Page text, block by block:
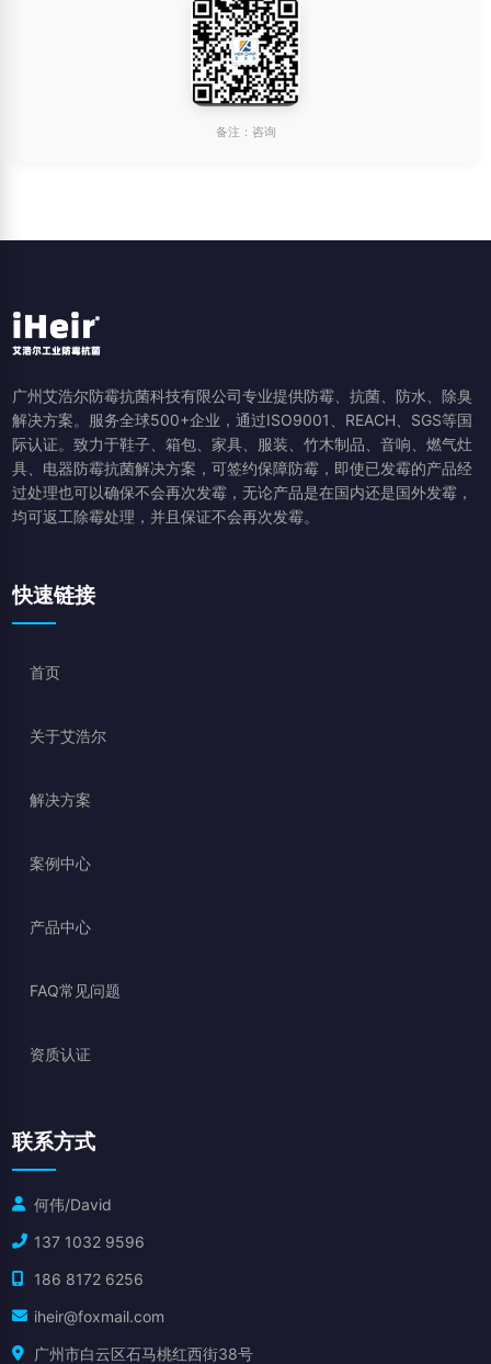
备注：咨询
广州艾浩尔防霉抗菌科技有限公司专业提供防霉、抗菌、防水、除臭
解决方案。服务全球500+企业，通过ISO9001、REACH、SGS等国
际认证。致力于鞋子、箱包、家具、服装、竹木制品、音响、燃气灶
具、电器防霉抗菌解决方案，可签约保障防霉，即使已发霉的产品经
过处理也可以确保不会再次发霉，无论产品是在国内还是国外发霉，
均可返工除霉处理，并且保证不会再次发霉。
快速链接
首页
关于艾浩尔
解决方案
案例中心
产品中心
FAQ常见问题
资质认证
联系方式
何伟/David
137 1032 9596
186 8172 6256
iheir@foxmail.com
广州市白云区石马桃红西街38号